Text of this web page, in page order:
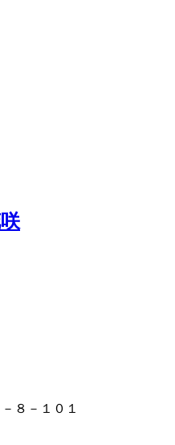
８－１０１